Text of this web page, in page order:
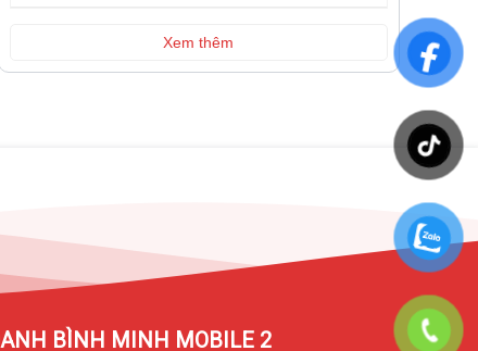
Xem thêm
BÌNH MINH MOBILE 2